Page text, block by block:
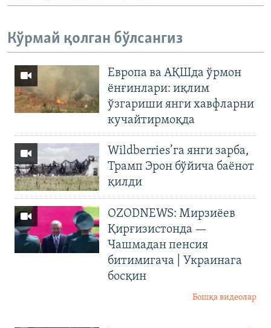
Кўрмай қолган бўлсангиз
Европа ва АҚШда ўрмон
ёнғинлари: иқлим
ўзгариши янги хавфларни
кучайтирмоқда
Wildberries’га янги зарба,
Трамп Эрон бўйича баёнот
қилди
OZODNEWS: Мирзиёев
Қирғизистонда —
Чашмадан пенсия
битимигача | Украинага
босқин
Бошқа видеолар